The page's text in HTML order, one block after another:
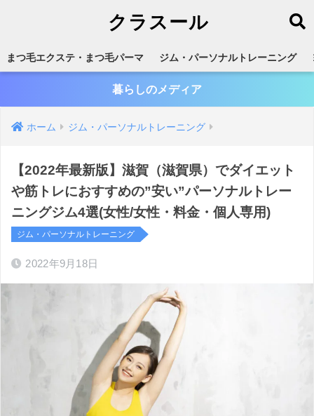
クラスール
まつ毛エクステ・まつ毛パーマ ジム・パーソナルトレーニング
暮らしのメディア
ホーム ジム・パーソナルトレーニング
【2022年最新版】滋賀（滋賀県）でダイエット
や筋トレにおすすめの”安い”パーソナルトレー
ニングジム4選(女性/女性・料金・個人専用)
ジム・パーソナルトレーニング
2022年9月18日